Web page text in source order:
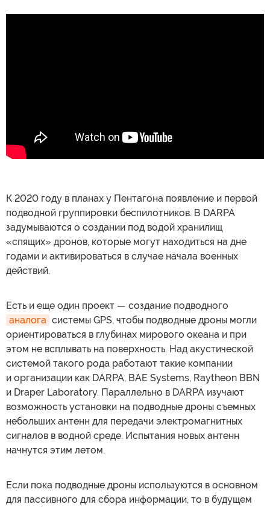
К 2020 году в планах у Пентагона появление и первой
подводной группировки беспилотников. В DARPA
задумываются о создании под водой хранилищ
«спящих» дронов, которые могут находиться на дне
годами и активироваться в случае начала военных
действий.
Есть и еще один проект — создание подводного
аналога системы GPS, чтобы подводные дроны могли
ориентироваться в глубинах мирового океана и при
этом не всплывать на поверхность. Над акустической
системой такого рода работают такие компании
и организации как DARPA, BAE Systems, Raytheon BBN
и Draper Laboratory. Параллельно в DARPA изучают
возможность установки на подводные дроны съемных
небольших антенн для передачи электромагнитных
сигналов в водной среде. Испытания новых антенн
начнутся этим летом.
Если пока подводные дроны используются в основном
для пассивного для сбора информации, то в будущем